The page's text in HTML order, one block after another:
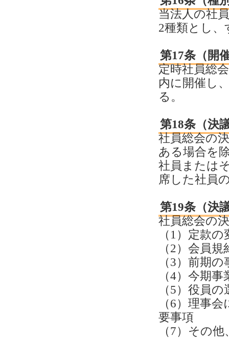
当法人の社
2種類とし
第17条（開
定時社員総
内に開催し
る。
第18条（決
社員総会の
ある場合を
社員または
席した社員
第19条（決
社員総会の
（1）定款の
（2）会員
（3）前期
（4）今期
（5）役員
（6）理事
要事項
（7）その